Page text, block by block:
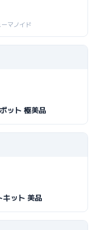
マノイド
ット 極美品
ット 美品